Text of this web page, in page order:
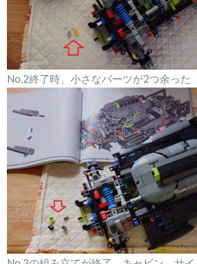
No.2終了時、小さなパーツが2つ余った